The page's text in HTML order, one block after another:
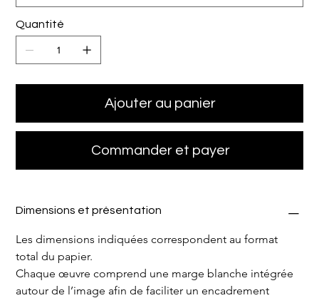
Quantité
Ajouter au panier
Commander et payer
Dimensions et présentation
Les dimensions indiquées correspondent au format
total du papier.
Chaque œuvre comprend une marge blanche intégrée
autour de l’image afin de faciliter un encadrement